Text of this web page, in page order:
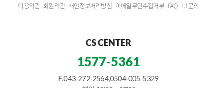
이용약관 회원약관 개인정보처리방침 이메일무단수집거부 FAQ 1:1문의
CS CENTER
1577-5361
F. 043-272-2564,0504-005-5329